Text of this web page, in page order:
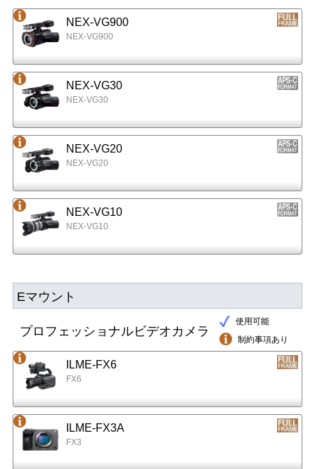
NEX-VG900
NEX-VG900
NEX-VG30
NEX-VG30
NEX-VG20
NEX-VG20
NEX-VG10
NEX-VG10
Eマウント
使用可能
制約事項あり
プロフェッショナルビデオカメラ
ILME-FX6
FX6
ILME-FX3A
FX3